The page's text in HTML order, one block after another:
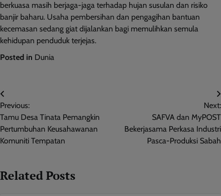
berkuasa masih berjaga-jaga terhadap hujan susulan dan risiko
banjir baharu. Usaha pembersihan dan pengagihan bantuan
kecemasan sedang giat dijalankan bagi memulihkan semula
kehidupan penduduk terjejas.
Posted in Dunia
Post
navigation
Previous:
Tamu Desa Tinata Pemangkin
Pertumbuhan Keusahawanan
Komuniti Tempatan
Next:
SAFVA dan MyPOST
Bekerjasama Perkasa Industri
Pasca-Produksi Sabah
Related Posts